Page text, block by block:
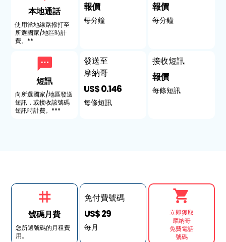
本地通話
使用當地線路撥打至
所選國家/地區時計
費。**
短訊
向所選國家/地區發送
短訊，或接收該號碼
短訊時計費。***
報價
每分鐘
發送至
摩納哥
US$ 0.146
每條短訊
報價
每分鐘
接收短訊
報價
每條短訊
號碼月費
您所選號碼的月租費
用。
免付費號碼
US$ 29
每月
立即獲取
摩納哥
免費電話
號碼